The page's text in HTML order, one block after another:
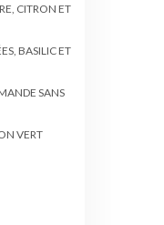
CITRON ET
BASILIC ET
SANS
VERT